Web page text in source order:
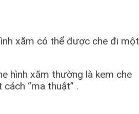
xăm có thể được che đi một
hình xăm thường là kem che
“ma thuật” .